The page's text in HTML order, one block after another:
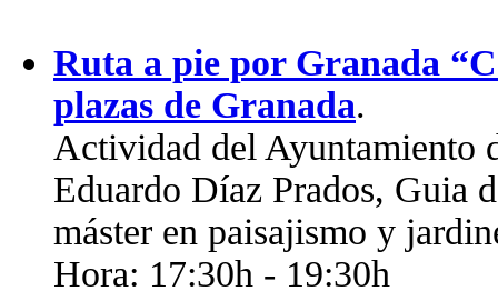
Ruta a pie por Granada
plazas de Granada.
Actividad del Ayuntamiento
Eduardo Díaz Prados, Guia
máster en paisajismo y
Hora: 17:30h - 19:30h